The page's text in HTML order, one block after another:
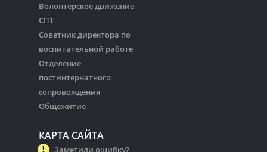
Волонтерское движение
СПТ
Советник директора по
воспитательной работе
Отделение
постинтернатного
сопровождения
Общежитие
КАРТА САЙТА